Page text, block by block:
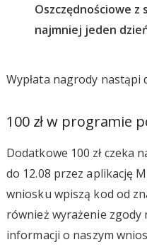
Oszczędnościowe z
najmniej jeden
Wypłata nagrody nastąpi
100 zł w programie
Dodatkowe 100 zł czeka
do 12.08 przez aplikację
wniosku wpiszą kod od
również wyrażenie
informacji o naszym